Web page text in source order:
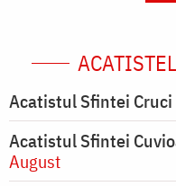
Acatistul Sfintei Cruci
Acatistul Sfintei
August